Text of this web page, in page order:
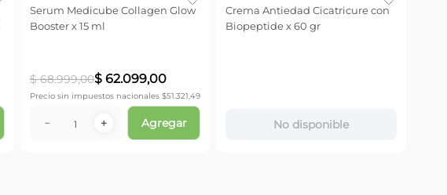
Serum Medicube Collagen Glow
Booster x 15 ml
$ 68.999,00$ 62.099,00
Precio sin impuestos nacionales $51.321,49
＋
－ Agregar
Crema Antiedad Cicatricure con
Biopeptide x 60 gr
No disponible